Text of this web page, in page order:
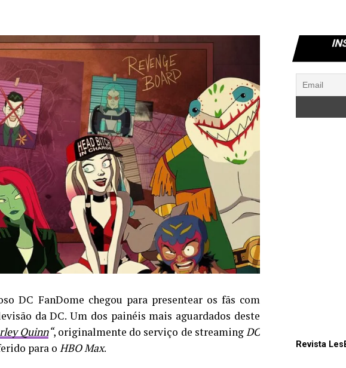
DC FanDome chegou para presentear os fãs com
da DC. Um dos painéis mais aguardados deste
Quinn“, originalmente do serviço de streamingDC
para o HBO Max. Revista